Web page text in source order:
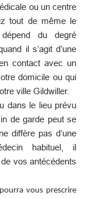
ou un centre
tout de même le
du degré
il s’agit d’une
contact avec un
domicile ou qui
ville Gildwiller.
dans le lieu prévu
de garde peut se
diffère pas d’une
habituel, il
vos antécédents
vous prescrire